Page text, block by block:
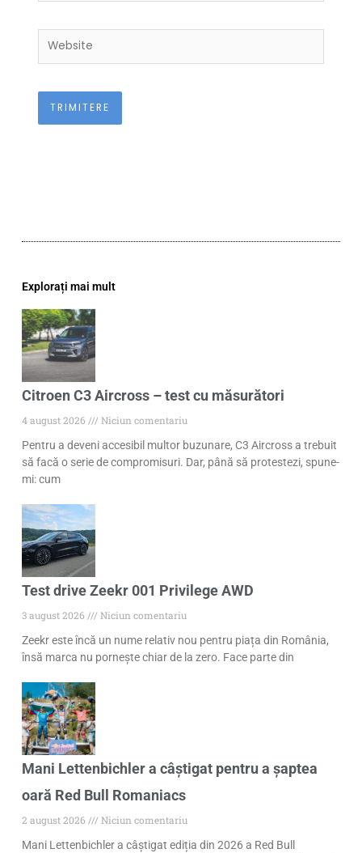
Website
Explorați mai mult
Citroen C3 Aircross – test cu măsurători
4 august 2026
Niciun comentariu
Pentru a deveni accesibil multor buzunare, C3 Aircross a trebuit
să facă o serie de compromisuri. Dar, până să protestezi, spune-
mi: cum
Test drive Zeekr 001 Privilege AWD
3 august 2026
Niciun comentariu
Zeekr este încă un nume relativ nou pentru piața din România,
însă marca nu pornește chiar de la zero. Face parte din
Mani Lettenbichler a câștigat pentru a șaptea
oară Red Bull Romaniacs
2 august 2026
Niciun comentariu
Mani Lettenbichler a câștigat ediția din 2026 a Red Bull